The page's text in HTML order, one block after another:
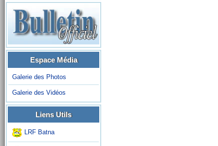
Espace Média
Galerie des Photos
Galerie des Vidéos
Liens Utils
LRF Batna